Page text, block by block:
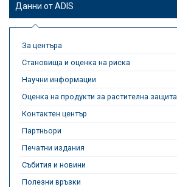
Данни от ADIS
За центъра
Становища и оценка на риска
Научни информации
Оценка на продукти за растителна защита
Контактен център
Партньори
Печатни издания
Събития и новини
Полезни връзки